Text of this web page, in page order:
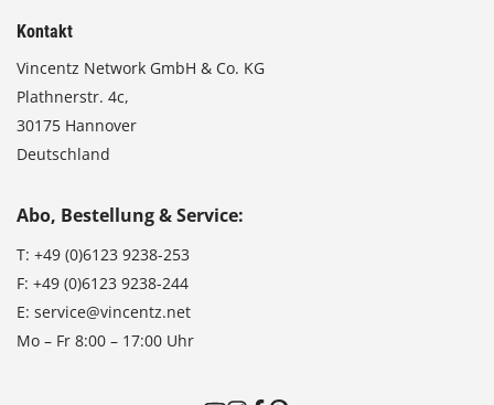
Kontakt
Vincentz Network GmbH & Co. KG
Plathnerstr. 4c,
30175 Hannover
Deutschland
Abo, Bestellung & Service:
T: +49 (0)6123 9238-253
F: +49 (0)6123 9238-244
E: service@vincentz.net
Mo – Fr 8:00 – 17:00 Uhr